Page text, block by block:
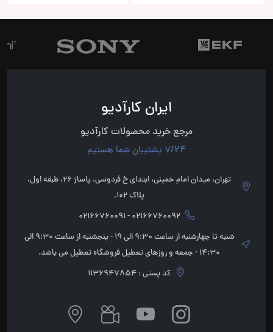
ایران کارآدیو
مرجع خرید محصولات کارآدیو
7/24 پشتیبان شما هستیم
تهران، میدان امام خمینی، ابتدای خ فردوسی، پاساژ 26، طبقه اول،
پلاک 102.
02166760092 - 02166760091
شنبه تا چهارشنبه از ساعت 9:30 الی 19 - پنجشنبه از ساعت 9:30 الی
14:30 - جمعه و روزهای تعطیل فروشگاه تعطیل می باشد.
کد پستی : 1136947854